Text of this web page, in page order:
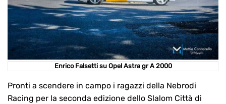
Enrico Falsetti su Opel Astra gr A 2000
Pronti a scendere in campo i ragazzi della Nebrodi
Racing per la seconda edizione dello Slalom Città di